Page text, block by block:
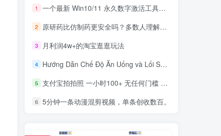
1 一个最新 Win10/11 永久数字激活工具，抓紧获取！
2 原研药比仿制药更安全吗？多数人理解错了
3 月利润4w+的淘宝逛逛玩法
4 Hướng Dẫn Chế Độ Ăn Uống và Lối Sống Cho Bệnh Nhân Ung Thư
5 支付宝拍拍照 一小时100+ 无任何门槛 多劳多得 一台手机轻松操做
6 5分钟一条动漫混剪视频，单条创收数百。